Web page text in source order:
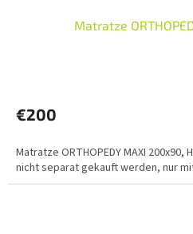
Matratze
€200
Matratze ORTHOPEDY MAXI
nicht separat gekauft werden, nur